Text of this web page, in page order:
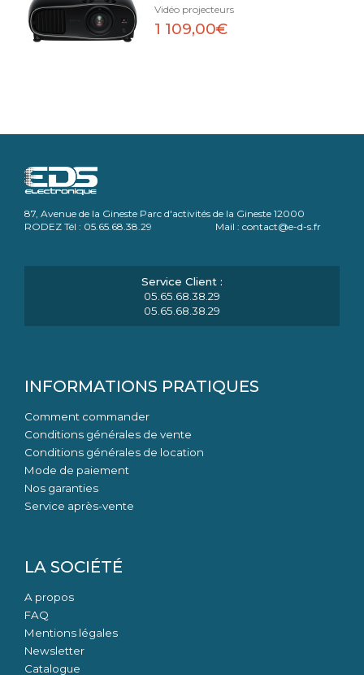
Vidéo projecteurs
1 109,00€
87, Avenue de la Gineste Parc d'activités de la Gineste 12000
RODEZ Tél : 05.65.68.38.29 Mail : contact@e-d-s.fr
05.65.68.38.29
05.65.68.38.29
INFORMATIONS PRATIQUES
Comment commander
Conditions générales de vente
Conditions générales de location
Mode de paiement
Nos garanties
Service après-vente
LA SOCIÉTÉ
A propos
FAQ
Mentions légales
Newsletter
Catalogue